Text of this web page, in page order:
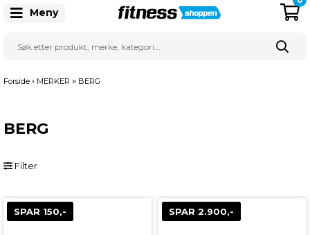
Meny
Forside › MERKER » BERG
BERG
Filter
SPAR 150,- SPAR 2.900,-